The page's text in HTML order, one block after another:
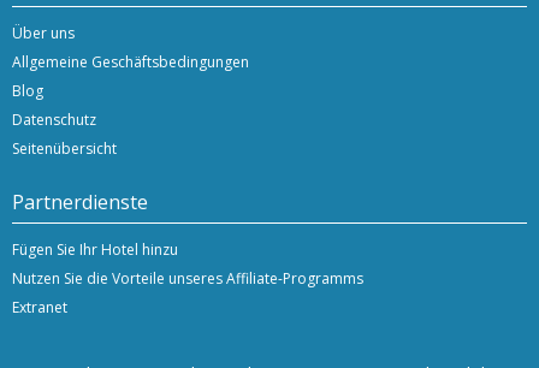
Über uns
Allgemeine Geschäftsbedingungen
Blog
Datenschutz
Seitenübersicht
Partnerdienste
Fügen Sie Ihr Hotel hinzu
Nutzen Sie die Vorteile unseres Affiliate-Programms
Extranet